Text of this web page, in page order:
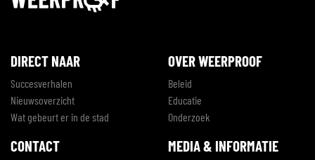
DIRECT NAAR
Succesverhalen
Nieuwsoverzicht
Wat gebeurt er in de stad
OVER WEERPROOF
Beleid
Educatie
Onderzoek
CONTACT MEDIA & INFORMATIE